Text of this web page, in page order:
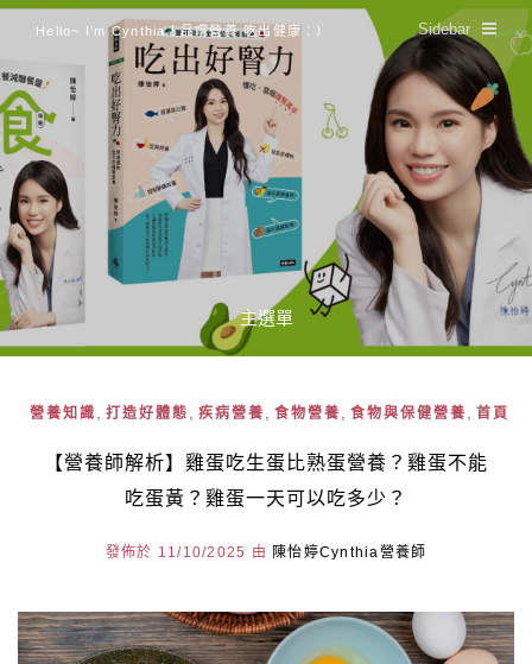
Hello~ I'm Cynthia！品嚐營養 吃出健康：） Sidebar
主選單
營養知識 打造好體態 疾病營養 食物營養 食物與保健營養 首頁
【營養師解析】雞蛋吃生蛋比熟蛋營養？雞蛋不能
吃蛋黃？雞蛋一天可以吃多少？
發佈於 11/10/2025 由 陳怡婷Cynthia營養師